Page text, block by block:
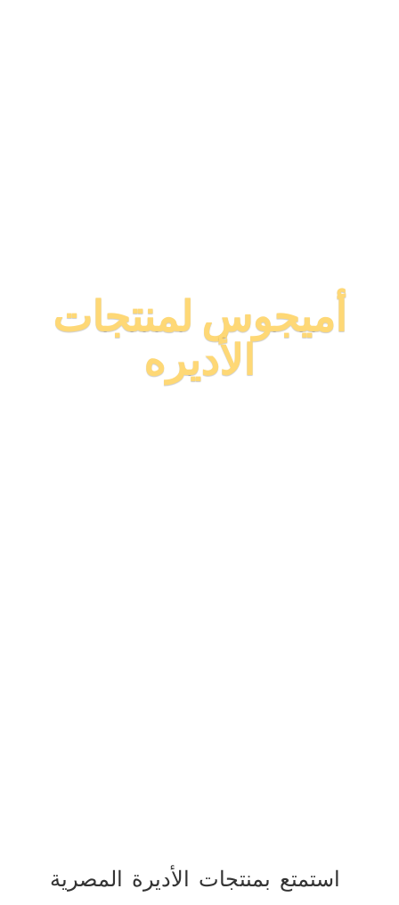
أميجوس لمنتجات
الأديره